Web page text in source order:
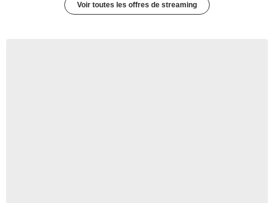
Voir toutes les offres de streaming